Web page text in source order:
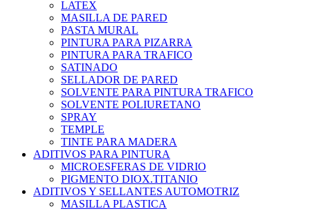
LATEX
MASILLA DE PARED
PASTA MURAL
PINTURA PARA PIZARRA
PINTURA PARA TRAFICO
SATINADO
SELLADOR DE PARED
SOLVENTE PARA PINTURA TRAFICO
SOLVENTE POLIURETANO
SPRAY
TEMPLE
TINTE PARA MADERA
ADITIVOS PARA PINTURA
MICROESFERAS DE VIDRIO
PIGMENTO DIOX.TITANIO
ADITIVOS Y SELLANTES AUTOMOTRIZ
MASILLA PLASTICA